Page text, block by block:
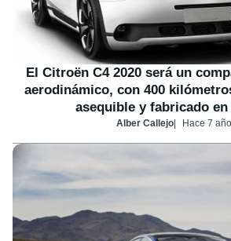
El Citroën C4 2020 será un
aerodinámico, con 400
asequible y fabricado en
Alber Callejo Hace 7